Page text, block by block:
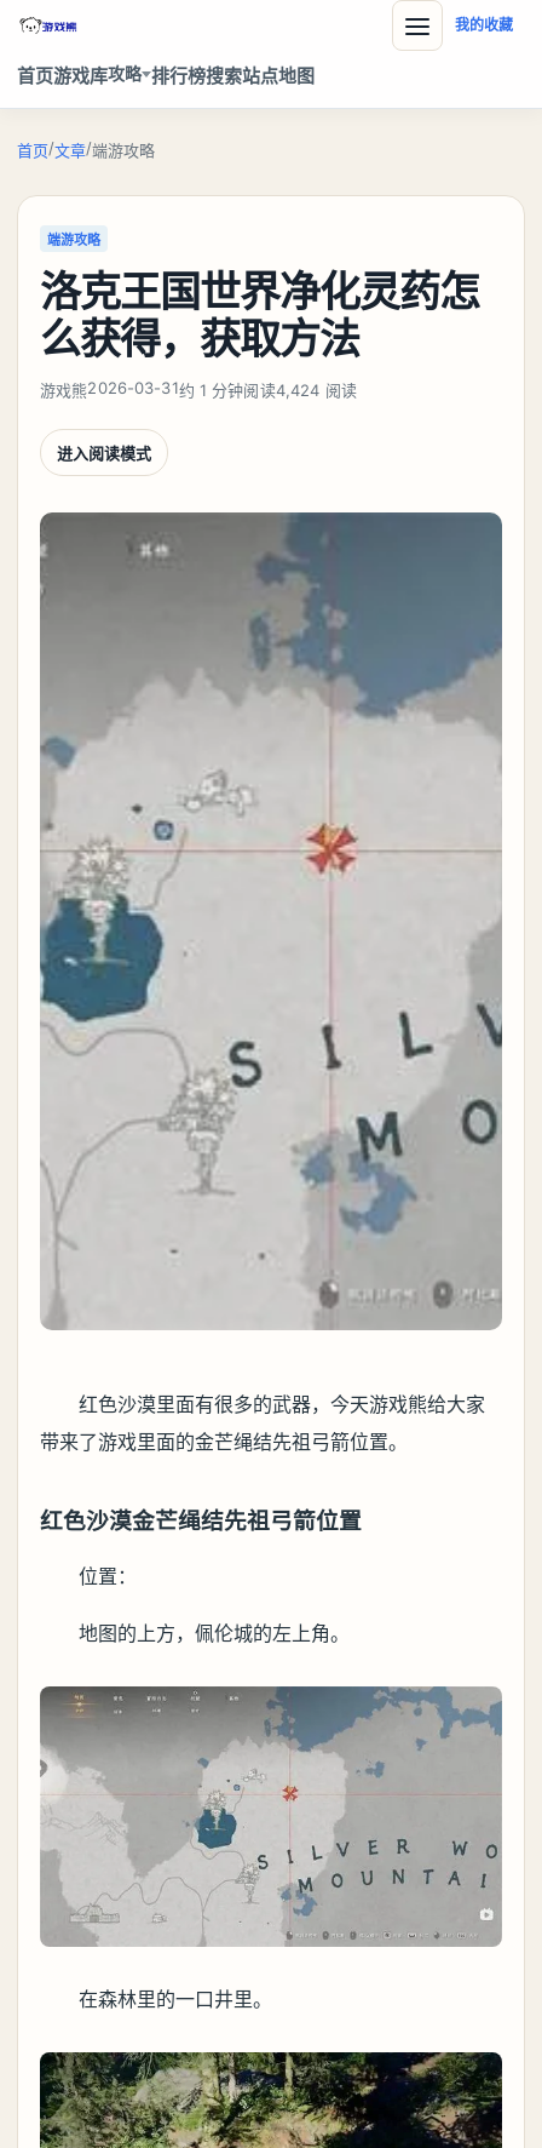
首页游戏库攻略 排行榜搜索站点地图
我的收藏
首页/文章/端游攻略
端游攻略
洛克王国世界净化灵药怎
么获得，获取方法
游戏熊2026-03-31约 1 分钟阅读4,424 阅读
进入阅读模式
红色沙漠里面有很多的武器，今天游戏熊给大家
带来了游戏里面的金芒绳结先祖弓箭位置。
红色沙漠金芒绳结先祖弓箭位置
位置：
地图的上方，佩伦城的左上角。
在森林里的一口井里。